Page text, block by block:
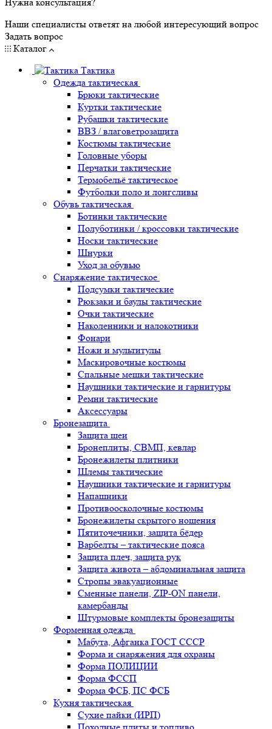
Нужна консультация?
Наши специалисты ответят на любой интересующий вопрос
Задать вопрос
Каталог
Тактика
Одежда тактическая
Брюки тактические
Куртки тактические
Рубашки тактические
ВВЗ / влаговетрозащита
Костюмы тактические
Головные уборы
Перчатки тактические
Термобельё тактическое
Футболки поло и лонгсливы
Обувь тактическая
Ботинки тактические
Полуботинки / кроссовки тактические
Носки тактические
Шнурки
Уход за обувью
Снаряжение тактическое
Подсумки тактические
Рюкзаки и баулы тактические
Очки тактические
Наколенники и налокотники
Фонари
Ножи и мультитулы
Маскировочные костюмы
Спальные мешки тактические
Наушники тактические и гарнитуры
Ремни тактические
Аксессуары
Бронезащита
Защита шеи
Бронеплиты, СВМП, кевлар
Бронежилеты плитники
Шлемы тактические
Наушники тактические и гарнитуры
Напашники
Противоосколочные костюмы
Бронежилеты скрытого ношения
Пятиточечники, защита бёдер
Варбелты – тактические пояса
Защита плеч, защита рук
Защита живота – абдоминальная защита
Стропы эвакуационные
Сменные панели, ZIP-ON панели,
камербанды
Штурмовые комплекты бронезащиты
Форменная одежда
Мабута, Афганка ГОСТ СССР
Форма и снаряжения для охраны
Форма ПОЛИЦИИ
Форма ФССП
Форма ФСБ, ПС ФСБ
Кухня тактическая
Сухие пайки (ИРП)